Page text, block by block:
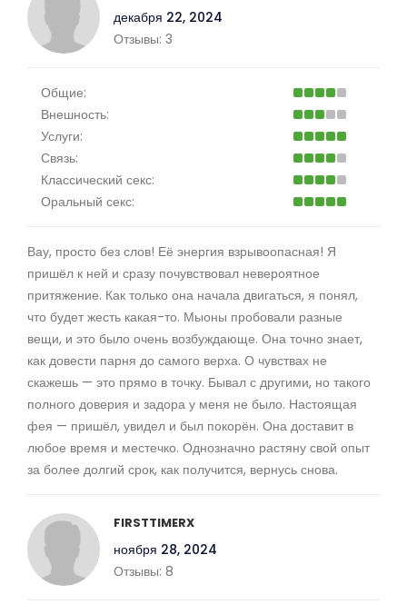
декабря 22, 2024
Отзывы: 3
Общие:
Внешность:
Услуги:
Связь:
Классический секс:
Оральный секс:
Вау, просто без слов! Её энергия взрывоопасная! Я
пришёл к ней и сразу почувствовал невероятное
притяжение. Как только она начала двигаться, я понял,
что будет жесть какая-то. Мыоны пробовали разные
вещи, и это было очень возбуждающе. Она точно знает,
как довести парня до самого верха. О чувствах не
скажешь — это прямо в точку. Бывал с другими, но такого
полного доверия и задора у меня не было. Настоящая
фея — пришёл, увидел и был покорён. Она доставит в
любое время и местечко. Однозначно растяну свой опыт
за более долгий срок, как получится, вернусь снова.
FIRSTTIMERX
ноября 28, 2024
Отзывы: 8